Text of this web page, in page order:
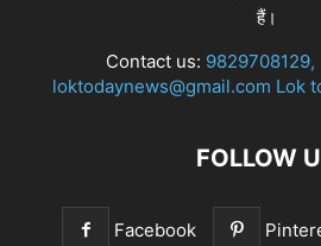
हैं।
Contact us:
loktodaynews@gmail.com Lok
FOLLOW
Facebook